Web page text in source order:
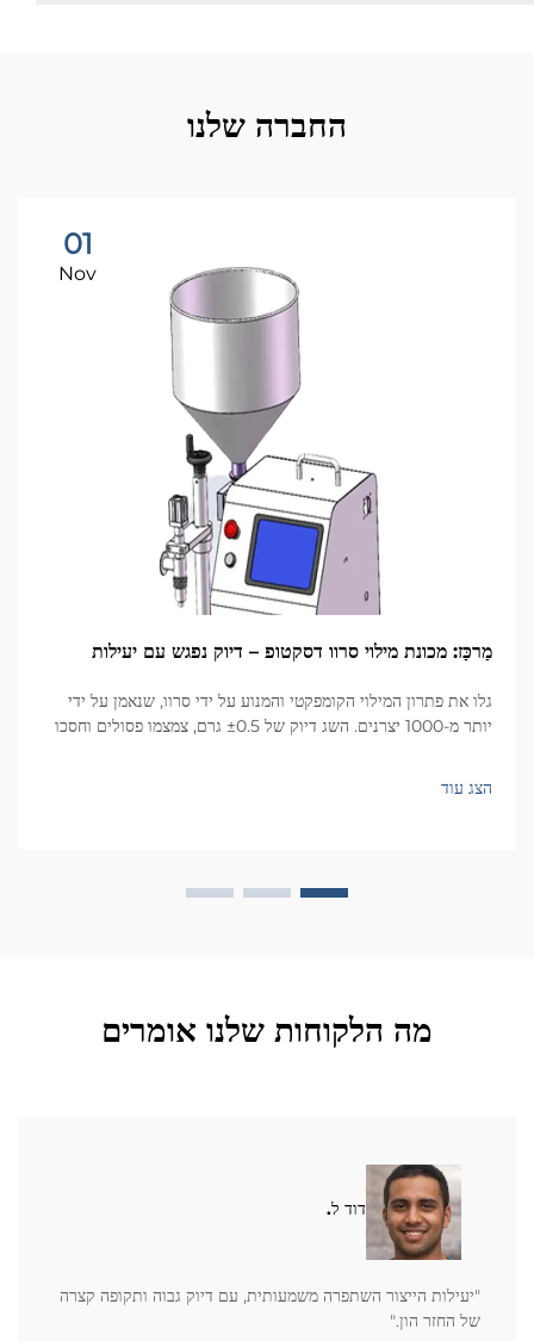
החברה שלנו
01
Nov
מַרכַּז: מכונת מילוי סרוו דסקטופ – דיוק נפגש עם יעילות
גלו את פתרון המילוי הקומפקטי והמנוע על ידי סרוו, שנאמן על ידי
יותר מ-1000 יצרנים. השג דיוק של ±0.5 גרם, צמצמו פסולים וחסכו
הצג עוד
מה הלקוחות שלנו אומרים
דוד ל.
"יעילות הייצור השתפרה משמעותית, עם דיוק גבוה ותקופה קצרה
של החזר הון."